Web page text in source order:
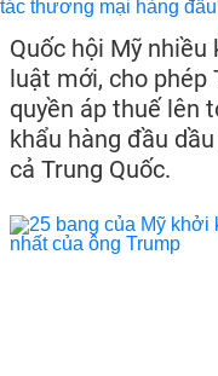
Quốc hội Mỹ nhiều
luật mới, cho phép
quyền áp thuế lên
khẩu hàng đầu
cả Trung Quốc.